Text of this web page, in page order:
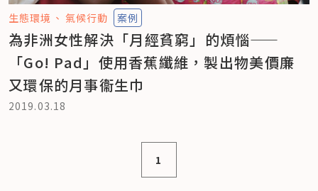
生態環境 氣候行動 案例
為非洲女性解決「月經貧窮」的煩惱——
「Go! Pad」使用香蕉纖維，製出物美價廉
又環保的月事衞生巾
2019.03.18
1